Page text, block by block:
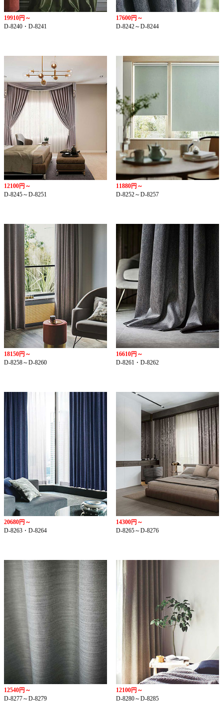
19910円～
D-8240・D-8241
17600円～
D-8242～D-8244
12100円～
D-8245～D-8251
11880円～
D-8252～D-8257
18150円～
D-8258～D-8260
16610円～
D-8261・D-8262
20680円～
D-8263・D-8264
14300円～
D-8265～D-8276
12540円～
D-8277～D-8279
12100円～
D-8280～D-8285